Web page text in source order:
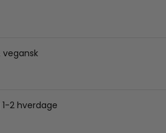
vegansk
2 hverdage